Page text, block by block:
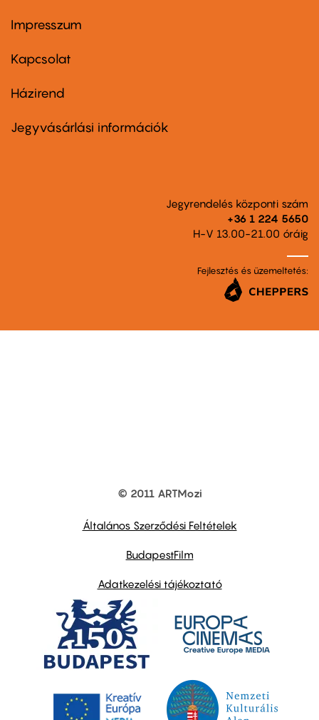
Footer
first
Impresszum
Kapcsolat
Footer
second
Házirend
Jegyvásárlási információk
Jegyrendelés központi szám
+36 1 224 5650
H-V 13.00-21.00 óráig
Fejlesztés és üzemeltetés:
© 2011 ARTMozi
Általános Szerződési Feltételek
BudapestFilm
Adatkezelési tájékoztató